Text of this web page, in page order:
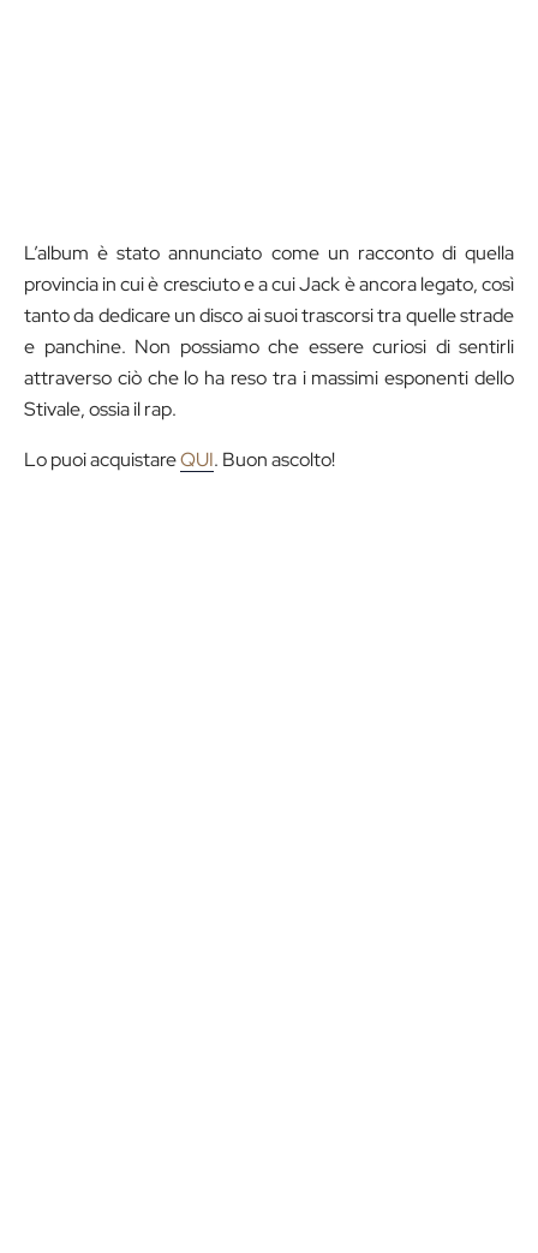
L’album è stato annunciato come un racconto di quella
provincia in cui è cresciuto e a cui Jack è ancora legato, così
tanto da dedicare un disco ai suoi trascorsi tra quelle strade
e panchine. Non possiamo che essere curiosi di sentirli
attraverso ciò che lo ha reso tra i massimi esponenti dello
Stivale, ossia il rap.
Lo puoi acquistareQUI. Buon ascolto!